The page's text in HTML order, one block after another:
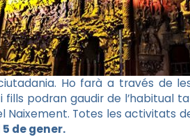
Ho farà a través de
podran gaudir de l’habitual
Naixement. Totes les activitats
de gener.